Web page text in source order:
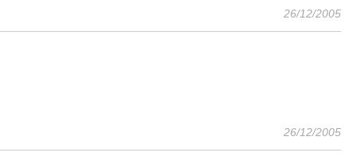
26/12/2005
26/12/2005